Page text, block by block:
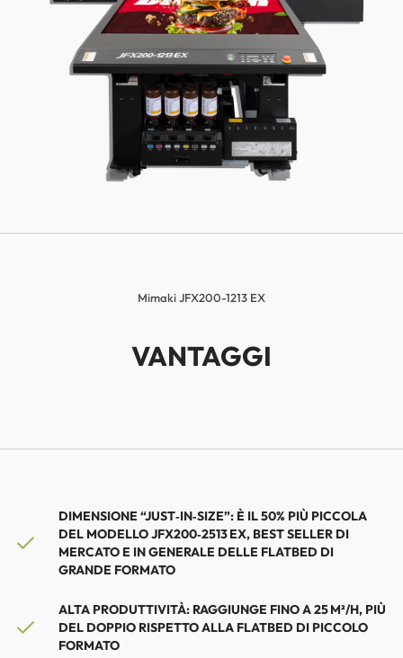
Mimaki JFX200-1213 EX
VANTAGGI
DIMENSIONE “JUST‑IN‑SIZE”: È IL 50% PIÙ PICCOLA
DEL MODELLO JFX200‑2513 EX, BEST SELLER DI
MERCATO E IN GENERALE DELLE FLATBED DI
GRANDE FORMATO
ALTA PRODUTTIVITÀ: RAGGIUNGE FINO A 25 M²/H, PIÙ
DEL DOPPIO RISPETTO ALLA FLATBED DI PICCOLO
FORMATO